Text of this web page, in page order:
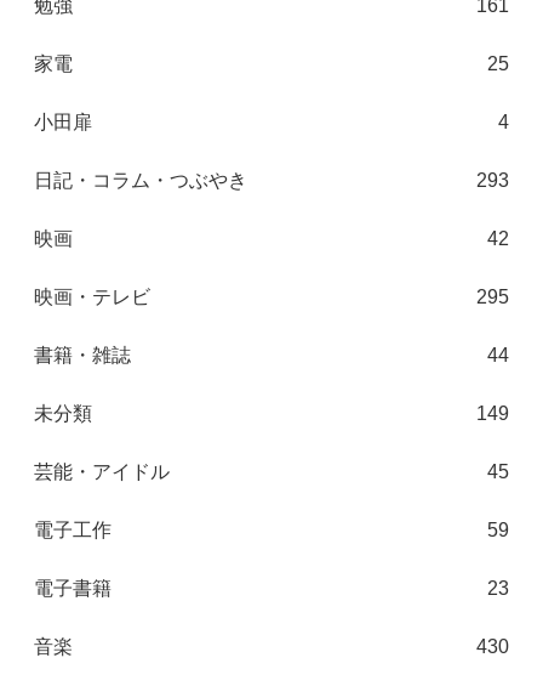
勉強 161
家電 25
小田扉 4
日記・コラム・つぶやき 293
映画 42
映画・テレビ 295
書籍・雑誌 44
未分類 149
芸能・アイドル 45
電子工作 59
電子書籍 23
音楽 430